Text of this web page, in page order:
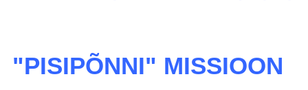
"PISIPÕNNI" MISSIOON